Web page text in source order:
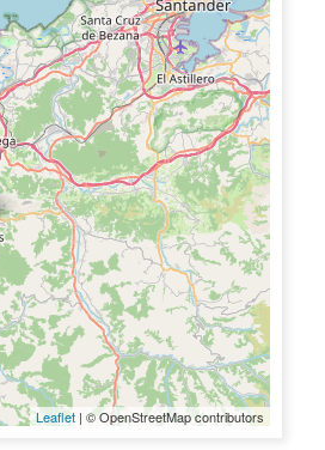
Leaflet | © OpenStreetMap contributors